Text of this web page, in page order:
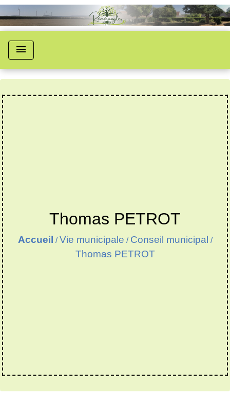
menu
Thomas PETROT
Accueil /Vie municipale / Conseil municipal /
Thomas PETROT